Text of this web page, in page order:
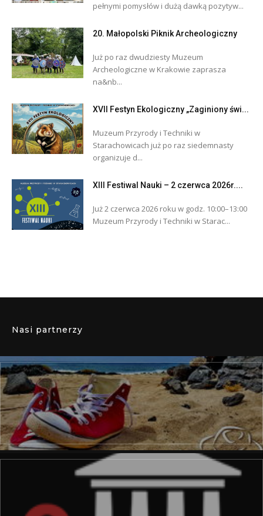
pełnymi pomysłów i dużą dawką pozytyw...
20. Małopolski Piknik Archeologiczny
Już po raz dwudziesty Muzeum
Archeologiczne w Krakowie zaprasza
na&nb...
XVII Festyn Ekologiczny „Zaginiony świ...
Muzeum Przyrody i Techniki w
Starachowicach już po raz siedemnasty
organizuje d...
XIII Festiwal Nauki – 2 czerwca 2026r....
Już 2 czerwca 2026 roku w godz. 10:00–13:00
Muzeum Przyrody i Techniki w Starac...
Nasi partnerzy